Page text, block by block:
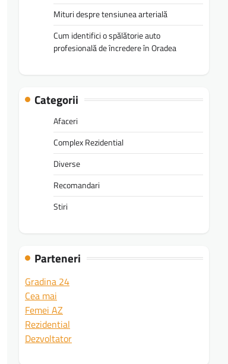
Mituri despre tensiunea arterială
Cum identifici o spălătorie auto
profesională de încredere în Oradea
Categorii
Afaceri
Complex Rezidential
Diverse
Recomandari
Stiri
Parteneri
Gradina 24
Cea mai
Femei AZ
Rezidential
Dezvoltator